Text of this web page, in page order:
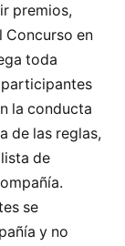
premios,
Concurso en
toda
la conducta
de las reglas,
de
se
y no